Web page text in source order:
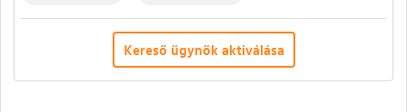
Kereső ügynök aktiválása